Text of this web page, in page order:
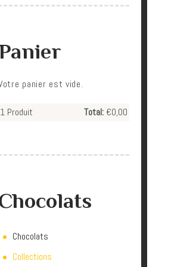
panier est vide.
1 Produit Total: €0,00
Chocolats
Collections